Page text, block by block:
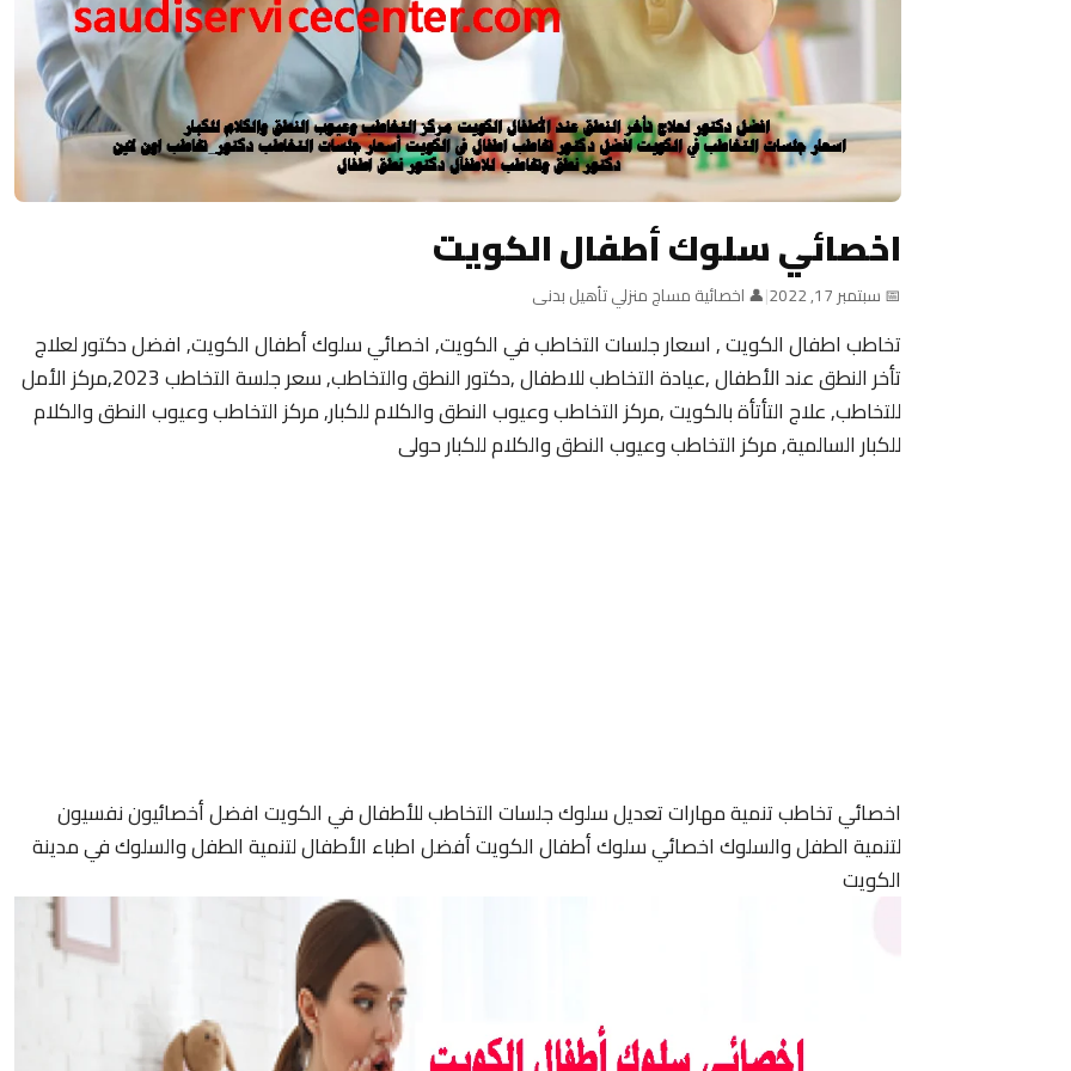
اخصائي سلوك أطفال الكويت
📅 سبتمبر 17, 2022 |👤 اخصائية مساج منزلي تأهيل بدنى
تخاطب اطفال الكويت , اسعار جلسات التخاطب في الكويت, اخصائي سلوك أطفال الكويت, افضل دكتور لعلاج
تأخر النطق عند الأطفال ,عيادة التخاطب للاطفال ,دكتور النطق والتخاطب, سعر جلسة التخاطب 2023,مركز الأمل
للتخاطب, علاج التأتأة بالكويت ,مركز التخاطب وعيوب النطق والكلام للكبار, مركز التخاطب وعيوب النطق والكلام
للكبار السالمية, مركز التخاطب وعيوب النطق والكلام للكبار حولى
اخصائي تخاطب تنمية مهارات تعديل سلوك جلسات التخاطب للأطفال في الكويت افضل أخصائيون نفسيون
لتنمية الطفل والسلوك اخصائي سلوك أطفال الكويت أفضل اطباء الأطفال لتنمية الطفل والسلوك في مدينة
الكويت